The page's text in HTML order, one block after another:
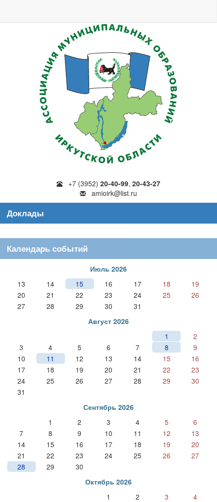
+7 (3952) 20-40-99, 20-43-27
amioirk@list.ru
Доклады
Календарь событий
Июль 2026
13
14 15 16 17 18
19
20
21 22 23 24 25
26
27
28 29 30
31
Август 2026
1
2
3
4 5 6 7 8
9
10
11 12 13 14 15
16
17
18 19 20 21 22
23
24
25 26 27 28 29
30
31
Сентябрь 2026
1
2 3 4 5
6
7
8 9 10 11 12
13
14
15 16 17 18 19
20
21
22 23 24 25 26
27
28
29
30
Октябрь 2026
1
2 3
4